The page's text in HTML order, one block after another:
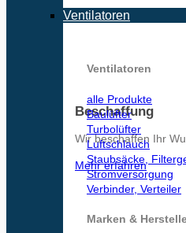
Beschaffung
Wir beschaffen Ihr
Mehr erfahren
Ventilatoren
Ventilatoren
alle Produkte
Baulüfter
Turbolüfter
Luftschlauch
Staubsäcke,
Stromversorgung
Verbinder, Verteiler
Marken &